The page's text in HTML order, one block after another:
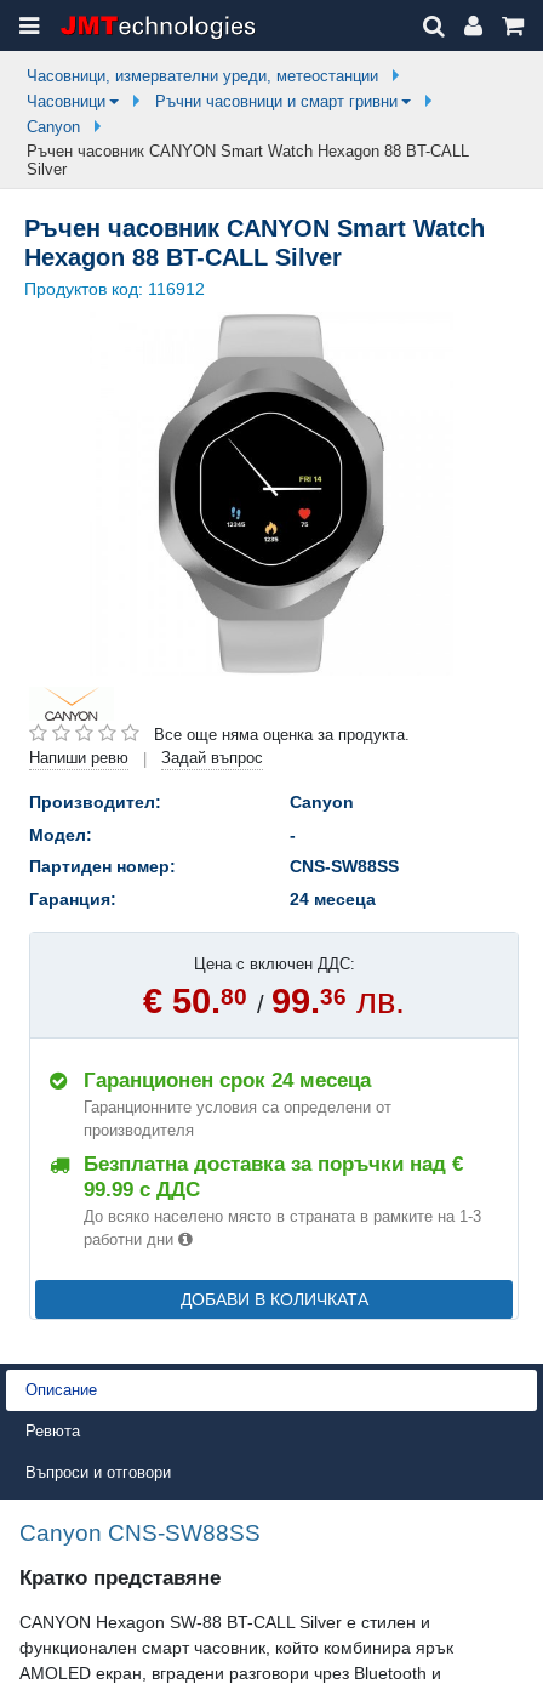
Часовници, измервателни уреди, метеостанции
Часовници
Ръчни часовници и смарт гривни
Canyon
Ръчен часовник CANYON Smart Watch Hexagon 88 BT-CALL
Silver
Ръчен часовник CANYON Smart Watch
Hexagon 88 BT-CALL Silver
Продуктов код: 116912
Все още няма оценка за продукта.
Напиши ревю
| Задай въпрос
Производител:
Canyon
Модел:
-
Партиден номер:
CNS-SW88SS
Гаранция:
24 месеца
Цена с включен ДДС:
€ 50.80 / 99.36 лв.
Гаранционен срок 24 месеца
Гаранционните условия са определени от
производителя
Безплатна доставка за поръчки над €
99.99 с ДДС
До всяко населено място в страната в рамките на 1-3
работни дни
ДОБАВИ В КОЛИЧКАТА
Описание
Ревюта
Въпроси и отговори
Canyon CNS-SW88SS
Кратко представяне
CANYON Hexagon SW-88 BT-CALL Silver е стилен и
функционален смарт часовник, който комбинира ярък
AMOLED екран, вградени разговори чрез Bluetooth и